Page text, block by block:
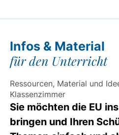
Infos & Material
für den Unterricht
Ressourcen, Material und
Klassenzimmer
Sie möchten die EU
bringen und Ihren